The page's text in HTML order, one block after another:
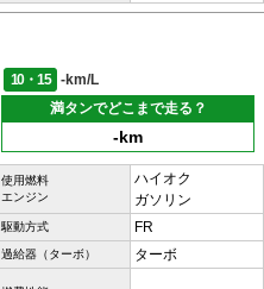
10・15
-km/L
満タンでどこまで走る？
-km
使用燃料
エンジン
ハイオク
ガソリン
駆動方式 FR
過給器（ターボ） ターボ